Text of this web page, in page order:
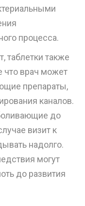
процесса.
таблетки также
что врач может
препараты,
каналов.
до
визит к
надолго.
могут
до развития